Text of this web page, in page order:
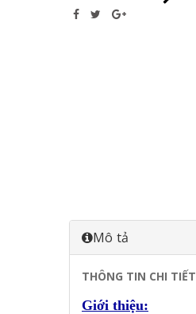
Mô tả
THÔNG TIN CHI TIẾT
Giới thiệu: